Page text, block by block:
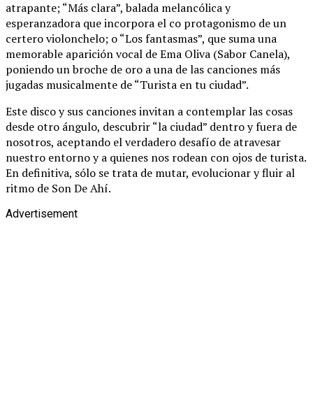
atrapante; “Más clara”, balada melancólica y
esperanzadora que incorpora el co protagonismo de un
certero violonchelo; o “Los fantasmas”, que suma una
memorable aparición vocal de Ema Oliva (Sabor Canela),
poniendo un broche de oro a una de las canciones más
jugadas musicalmente de “Turista en tu ciudad”.
Este disco y sus canciones invitan a contemplar las cosas
desde otro ángulo, descubrir “la ciudad” dentro y fuera de
nosotros, aceptando el verdadero desafío de atravesar
nuestro entorno y a quienes nos rodean con ojos de turista.
En definitiva, sólo se trata de mutar, evolucionar y fluir al
ritmo de Son De Ahí.
Advertisement